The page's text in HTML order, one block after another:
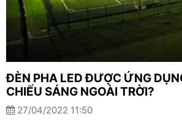
ĐÈN PHA LED ĐƯỢC ỨNG
CHIẾU SÁNG NGOÀI TRỜI?
27/04/2022 11:50